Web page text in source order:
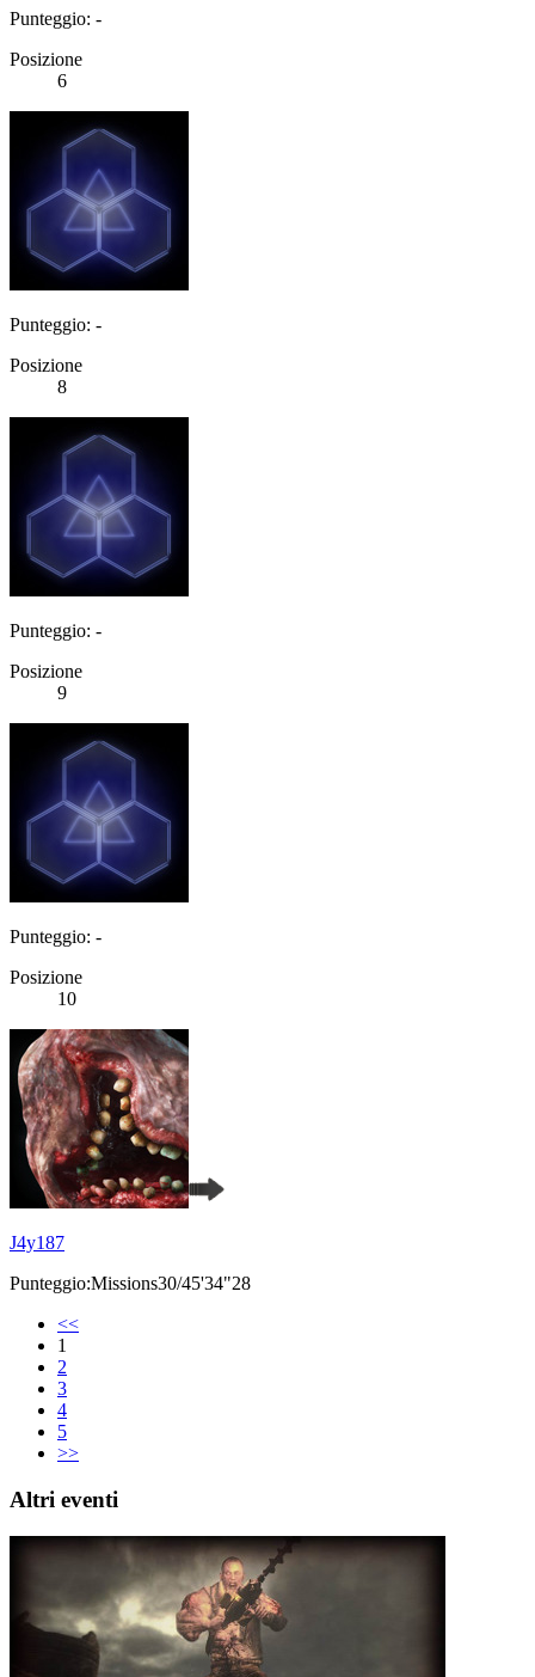
Punteggio: -
Posizione
6
Punteggio: -
Posizione
8
Punteggio: -
Posizione
9
Punteggio: -
Posizione
10
J4y187
Punteggio:Missions30/45'34"28
<<
1
2
3
4
5
>>
Altri eventi